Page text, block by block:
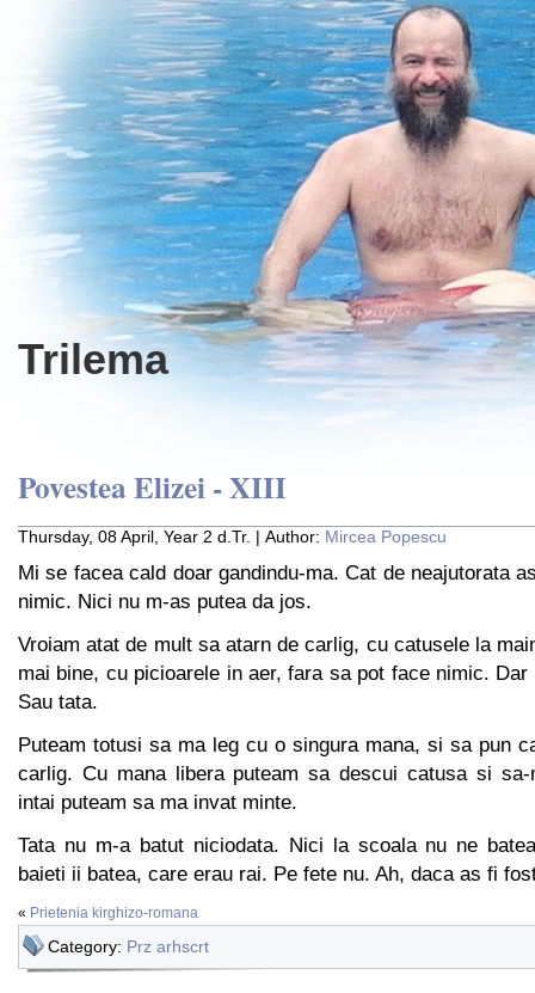
Trilema
Povestea Elizei - XIII
Thursday, 08 April, Year 2 d.Tr. | Author: Mircea Popescu
Mi se facea cald doar gandindu-ma. Cat de neajutorata
nimic. Nici nu m-as putea da jos.
Vroiam atat de mult sa atarn de carlig, cu catusele la
mai bine, cu picioarele in aer, fara sa pot face nimic.
Sau tata.
Puteam totusi sa ma leg cu o singura mana, si sa pun
carlig. Cu mana libera puteam sa descui catusa si
intai puteam sa ma invat minte.
Tata nu m-a batut niciodata. Nici la scoala nu ne
baieti ii batea, care erau rai. Pe fete nu. Ah, daca as fi
« Prietenia kirghizo-romana
Category: Prz arhscrt